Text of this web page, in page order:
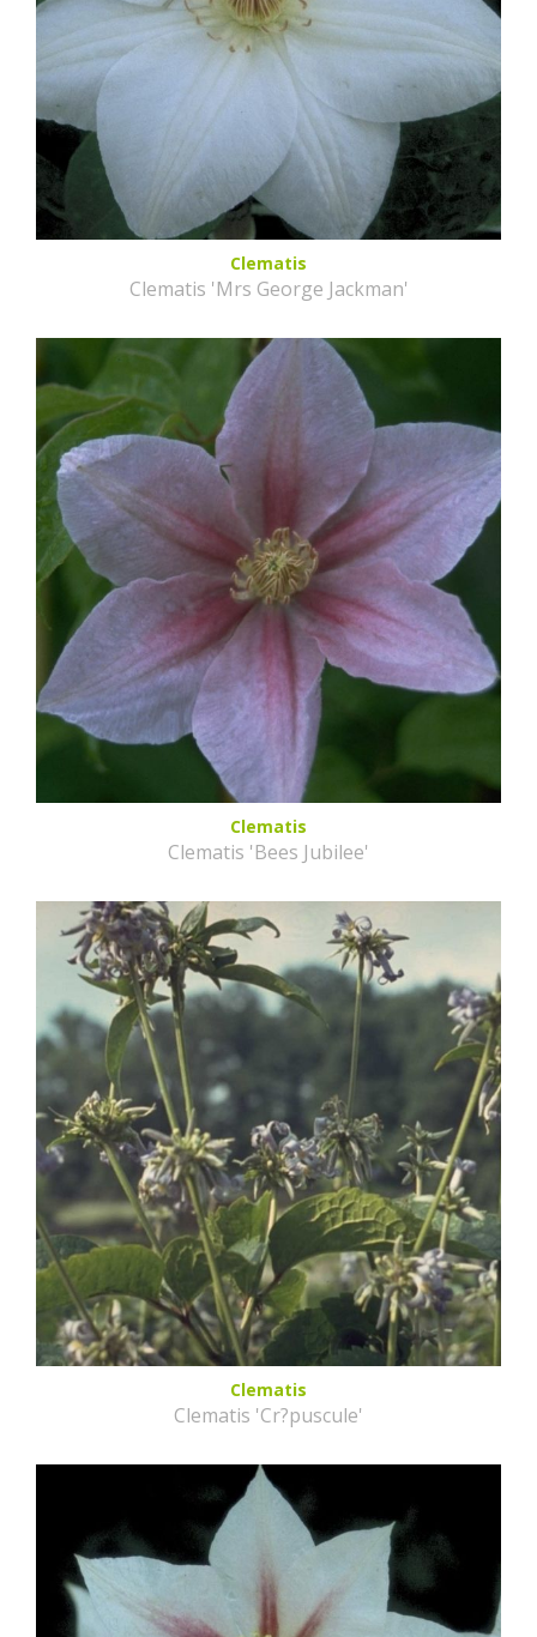
Clematis
Clematis 'Mrs George Jackman'
Clematis
Clematis 'Bees Jubilee'
Clematis
Clematis 'Cr?puscule'